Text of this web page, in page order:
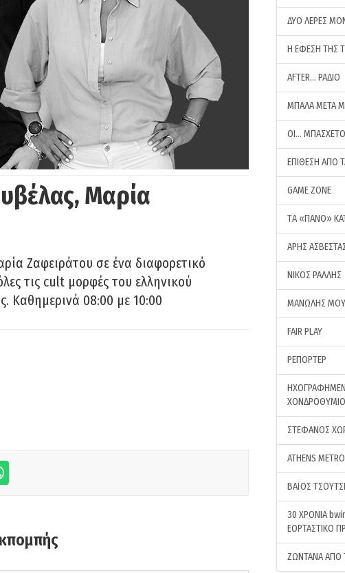
Μαρία
Ζαφειράτου σε ένα διαφορετικό
τις cult μορφές του ελληνικού
Καθημερινά 08:00 με 10:00
ΔΥΟ ΛΕΡΕΣ
Η ΕΦΕΣΗ ΤΗΣ
AFTER… ΡΑΔΙΟ
ΜΠΑΛΑ ΜΕΤΑ
ΟΙ…
ΕΠΙΘΕΣΗ ΑΠΟ
GAME ZONE
ΤA «ΠΑΝΟ»
ΑΡΗΣ
ΝΙΚΟΣ ΡΑΛΛΗΣ
ΜΑΝΩΛΗΣ
FAIR PLAY
ΡΕΠΟΡΤΕΡ
ΣΤΕΦΑΝΟΣ
ATHENS
ΒΑΪΟΣ
30 ΧΡΟΝΙΑ
ΕΟΡΤΑΣΤΙΚΟ
ΖΩΝΤΑΝΑ ΑΠΟ